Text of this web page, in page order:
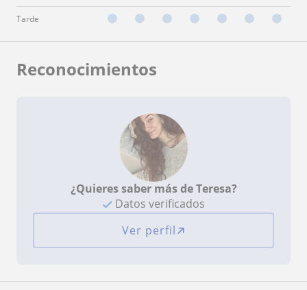
Tarde
Reconocimientos
¿Quieres saber más de Teresa?
Datos verificados
Ver perfil